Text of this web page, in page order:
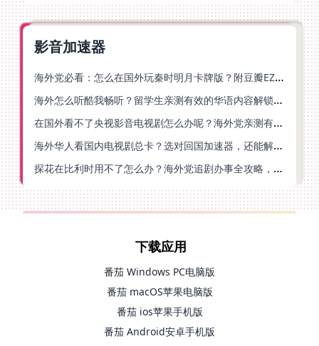
影音加速器
海外党必看：怎么在国外玩秦时明月卡牌版？附豆瓣EZCast地区限制破解法
海外怎么听酷我畅听？留学生亲测有效的华语内容解锁指南
在国外看不了央视影音电视剧怎么办呢？海外党亲测有效的回国加速方案
海外华人看国内电视剧总卡？选对回国加速器，还能解决菲律宾打不开反诈中心的问题
探花在比利时用不了怎么办？海外党追剧办事全攻略，选对加速器就够了
下载应用
番茄 Windows PC电脑版
番茄 macOS苹果电脑版
番茄 ios苹果手机版
番茄 Android安卓手机版